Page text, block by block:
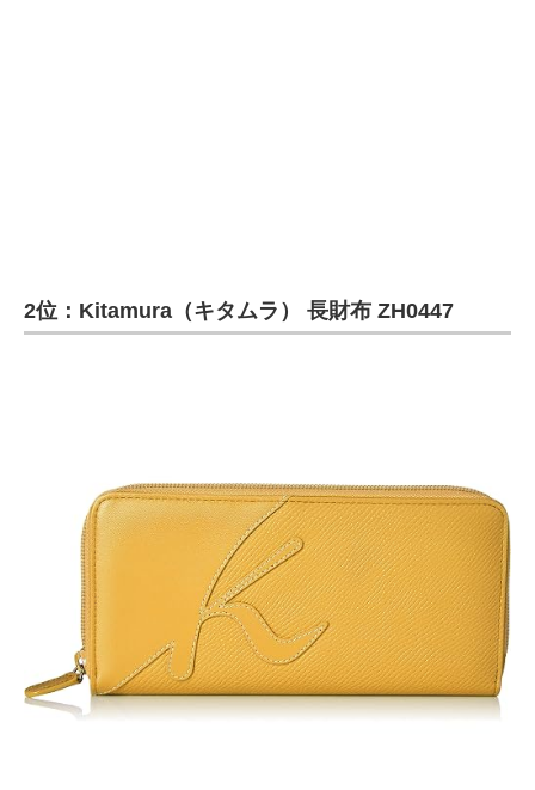
2位：Kitamura（キタムラ） 長財布 ZH0447